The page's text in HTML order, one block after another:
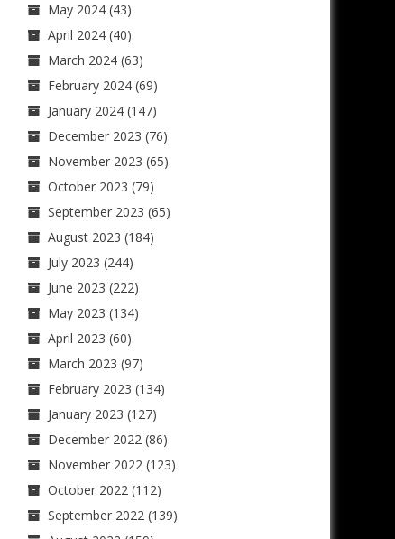
May 2024(43)
April 2024(40)
March 2024(63)
February 2024(69)
January 2024(147)
December 2023 (76)
November 2023 (65)
October 2023 (79)
September 2023 (65)
August 2023 (184)
July 2023 (244)
June 2023 (222)
May 2023 (134)
April 2023 (60)
March 2023 (97)
February 2023 (134)
January 2023 (127)
December 2022(86)
November 2022(123)
October 2022(112)
September 2022(139)